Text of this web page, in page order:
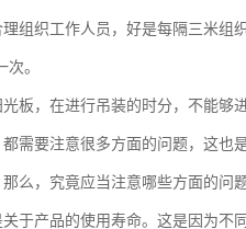
组织工作人员，好是每隔三米
。
板，在进行吊装的时分，不能够
需要注意很多方面的问题，这也
么，究竟应当注意哪些方面的问题
于产品的使用寿命。这是因为不